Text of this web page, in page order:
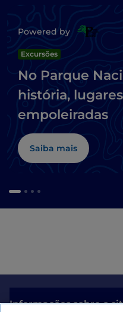
Powered by
Excursões
No Parque
história,
empoleiradas
Saiba mais
Informações sobre o